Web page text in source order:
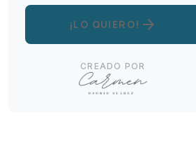
¡LO QUIERO! arrow_forward
CREADO POR